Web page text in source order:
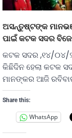
ଅସନ୍ତୁଷ୍ଟଙ୍କ
ପାଇଁ କଟକ ସଦର
କଟକ ସଦର ,୧୪/୦୪/
କିଛିଦିନ ହେଲା କଟକ
ମାନଙ୍କର ଆଜି
Share this:
WhatsApp